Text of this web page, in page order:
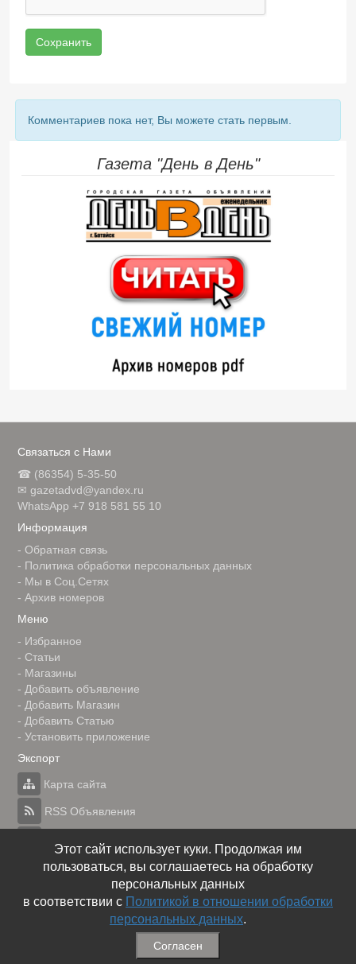
Сохранить
Комментариев пока нет, Вы можете стать первым.
Газета "День в День"
Этот сайт использует куки. Продолжая им
пользоваться, вы соглашаетесь на обработку
персональных данных
в соответствии с Политикой в отношении обработки
персональных данных.
Согласен
Связаться с Нами
☎ (86354) 5-35-50
✉ gazetadvd@yandex.ru
WhatsApp +7 918 581 55 10
Информация
- Обратная связь
- Политика обработки персональных данных
- Мы в Соц.Сетях
- Архив номеров
Меню
- Избранное
- Статьи
- Магазины
- Добавить объявление
- Добавить Магазин
- Добавить Статью
- Установить приложение
Экспорт
Карта сайта
RSS Объявления
RSS Магазины
© Газета объявлений